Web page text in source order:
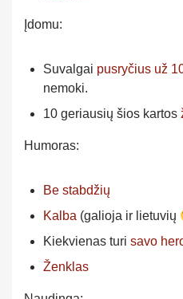
Įdomu:
Suvalgai pusryčius už
nemoki.
10 geriausių šios kartos
Humoras:
Be stabdžių
Kalba (galioja ir lietuvių
Kiekvienas turi savo
Ženklas